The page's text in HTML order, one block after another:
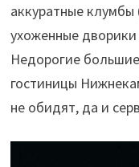
аккуратные
ухоженные
Недорогие
гостиницы
не обидят, да и